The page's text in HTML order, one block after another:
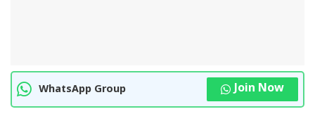
WhatsApp Group Join Now